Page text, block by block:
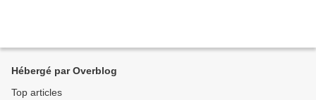
Hébergé par Overblog
Top articles